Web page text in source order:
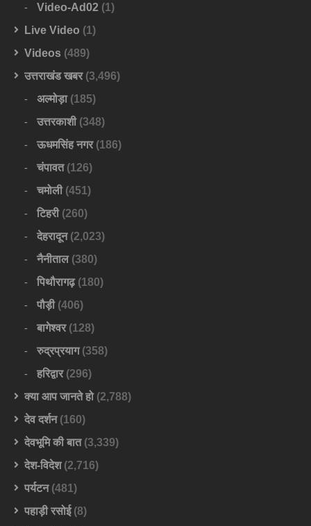
Video-Ad02 (1)
Live Video (1)
Videos (489)
उत्तराखंड खबर(3,496)
अल्मोड़ा(185)
उत्तरकाशी(348)
ऊधमसिंह नगर(186)
चंपावत(126)
चमोली(451)
टिहरी(260)
देहरादून(2,023)
नैनीताल(380)
पिथौरागढ़(180)
पौड़ी(406)
बागेश्वर(128)
रुद्रप्रयाग(358)
हरिद्वार(296)
क्या आप जानते हो(2,788)
देव दर्शन(160)
देवभूमि की बात(3,339)
देश-विदेश(2,716)
पर्यटन(481)
पहाड़ी रसोई(8)